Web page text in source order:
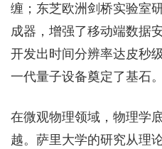
缠；东芝欧洲剑桥实验室
成器，增强了移动端数据
开发出时间分辨率达皮秒
一代量子设备奠定了基石。
在微观物理领域，物理学
越。萨里大学的研究从理